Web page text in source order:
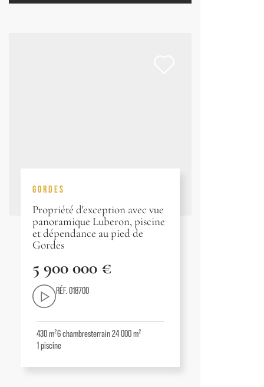
GORDES
Propriété d'exception avec vue
panoramique Luberon, piscine
et dépendance au pied de
Gordes
5 900 000 €
RÉF. 018700
430 m²6chambresterrain 24 000 m²
1piscine